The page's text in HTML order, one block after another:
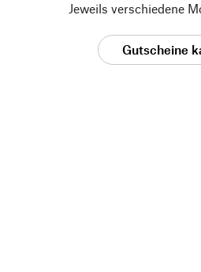
Jeweils verschiedene
Gutscheine